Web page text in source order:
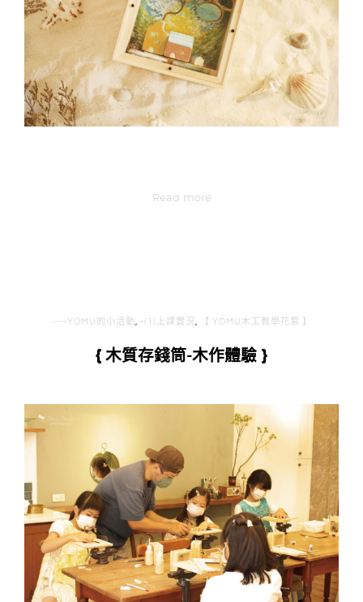
Read more
----YOMU的小活動, -(1)上課實況, 【 YOMU木工教學花絮 】
{ 木質存錢筒-木作體驗 }